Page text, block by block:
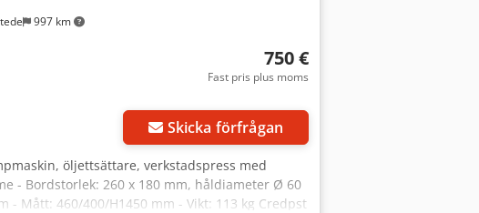
997 km
750 €
Fast pris plus moms
Skicka förfrågan
öljettsättare, verkstadspress med
- Bordstorlek: 260 x 180 mm, håldiameter Ø 60
Mått: 460/400/H1450 mm - Vikt: 113 kg Credpst